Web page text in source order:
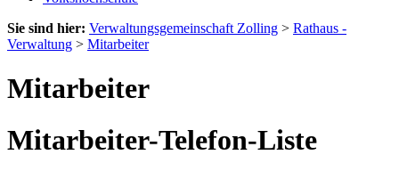
Sie sind hier: Verwaltungsgemeinschaft Zolling > Rathaus -
Verwaltung > Mitarbeiter
Mitarbeiter
Mitarbeiter-Telefon-Liste